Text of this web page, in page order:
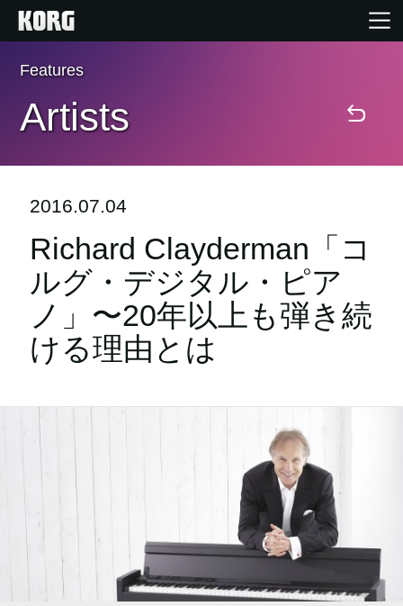
Home
Products
Features
Events
Support
Store Locator
News
Social Media
Features
Artists
2016.07.04
Richard Clayderman「コ
ルグ・デジタル・ピア
ノ」〜20年以上も弾き続
ける理由とは